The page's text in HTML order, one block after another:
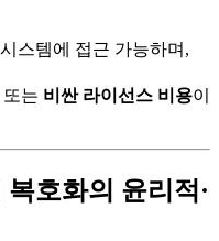
스템에 접근 가능하며,
또는 비싼 라이선스 비용이
호화의 윤리적·